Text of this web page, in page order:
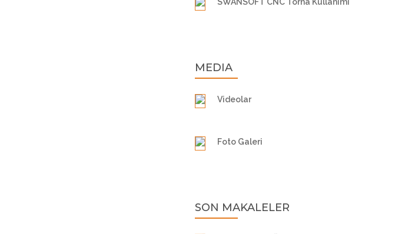
MEDIA
Videolar
Foto Galeri
SON MAKALELER